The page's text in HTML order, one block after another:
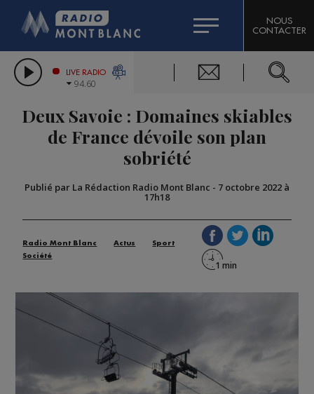
LES CHRONIQUES DE L'EXPERT
CITIZEN MACHINERY
GRAND MASSIF DOMAINES SKIABLES
BIGARD
COMPAGNIE DU MONT-BLANC
NOUS
CONTACTER
LIVE RADIO
94.60
Deux Savoie : Domaines skiables
de France dévoile son plan
sobriété
Publié par La Rédaction Radio Mont Blanc - 7 octobre 2022 à
17h18
Radio Mont Blanc Actus
Sport
Société